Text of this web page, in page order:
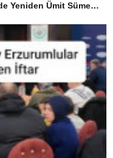
Arnavutköy Samsunlular Derneği’nde Yeniden Ümit Süme Dönemi